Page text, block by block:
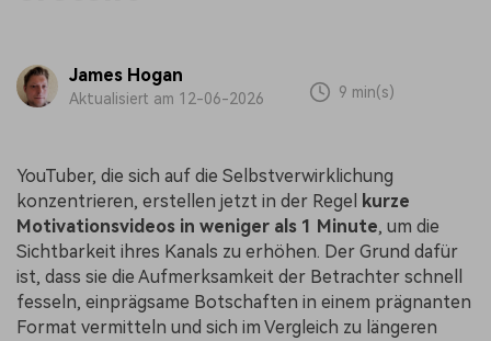
James Hogan
Aktualisiert am 12-06-2026 9 min(s)
YouTuber, die sich auf die Selbstverwirklichung
konzentrieren, erstellen jetzt in der Regel
kurze
Motivationsvideos in weniger als 1 Minute, um die
Sichtbarkeit ihres Kanals zu erhöhen. Der Grund dafür
ist, dass sie die Aufmerksamkeit der Betrachter schnell
fesseln, einprägsame Botschaften in einem prägnanten
Format vermitteln und sich im Vergleich zu längeren